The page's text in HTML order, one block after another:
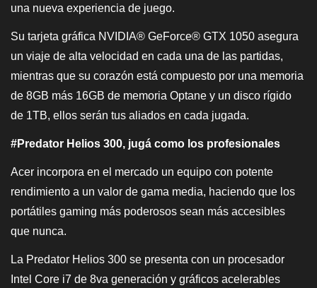
una nueva experiencia de juego.
Su tarjeta gráfica NVIDIA® GeForce® GTX 1050 asegura
un viaje de alta velocidad en cada una de las partidas,
mientras que su corazón está compuesto por una memoria
de 8GB más 16GB de memoria Optane y un disco rígido
de 1TB, ellos serán tus aliados en cada jugada.
#Predator Helios 300, jugá como los profesionales
Acer incorpora en el mercado un equipo con potente
rendimiento a un valor de gama media, haciendo que los
portátiles gaming más poderosos sean más accesibles
que nunca.
La Predator Helios 300 se presenta con un procesador
Intel Core i7 de 8va generación y gráficos acelerables